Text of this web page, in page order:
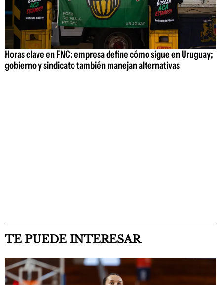
Horas clave en FNC: empresa define cómo sigue en Uruguay;
gobierno y sindicato también manejan alternativas
TE PUEDE INTERESAR